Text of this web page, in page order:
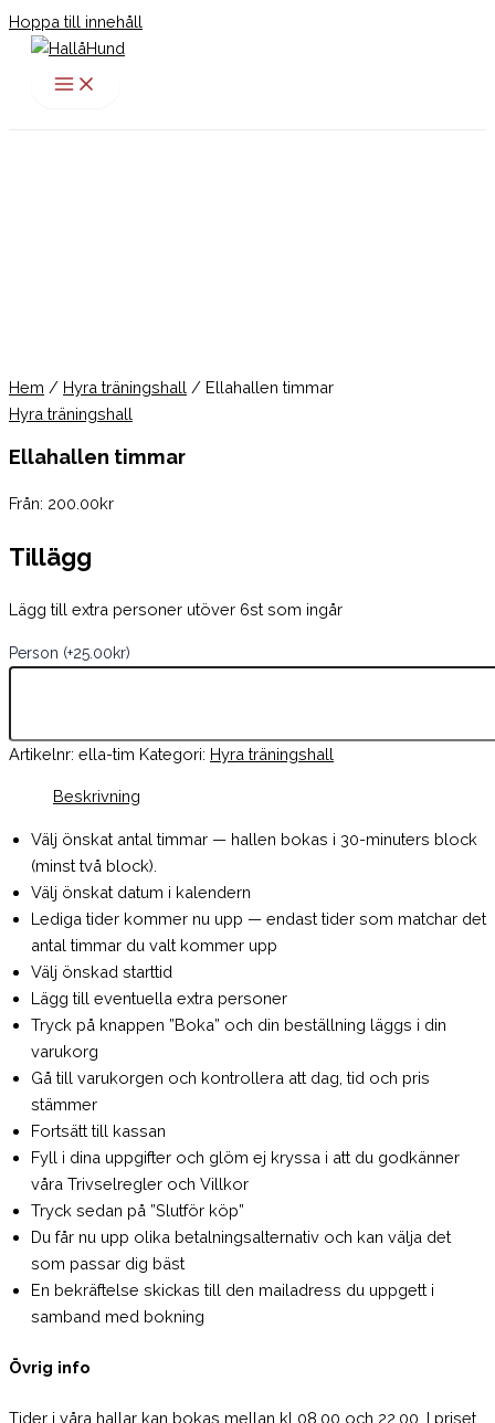
Hoppa till innehåll
Hem / Hyra träningshall / Ellahallen timmar
Hyra träningshall
Ellahallen timmar
Från: 200.00kr
Tillägg
Lägg till extra personer utöver 6st som ingår
Person (+25.00kr)
Artikelnr: ella-tim Kategori: Hyra träningshall
Beskrivning
Välj önskat antal timmar — hallen bokas i 30-minuters block
(minst två block).
Välj önskat datum i kalendern
Lediga tider kommer nu upp — endast tider som matchar det
antal timmar du valt kommer upp
Välj önskad starttid
Lägg till eventuella extra personer
Tryck på knappen ”Boka” och din beställning läggs i din
varukorg
Gå till varukorgen och kontrollera att dag, tid och pris
stämmer
Fortsätt till kassan
Fyll i dina uppgifter och glöm ej kryssa i att du godkänner
våra Trivselregler och Villkor
Tryck sedan på ”Slutför köp”
Du får nu upp olika betalningsalternativ och kan välja det
som passar dig bäst
En bekräftelse skickas till den mailadress du uppgett i
samband med bokning
Övrig info
Tider i våra hallar kan bokas mellan kl 08.00 och 22.00. I priset